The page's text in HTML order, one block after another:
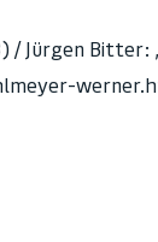
/ Jürgen